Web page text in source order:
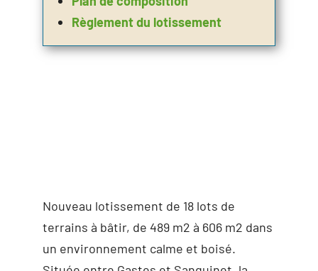
Règlement du lotissement
Nouveau lotissement de 18 lots de
terrains à bâtir, de 489 m2 à 606 m2 dans
un environnement calme et boisé.